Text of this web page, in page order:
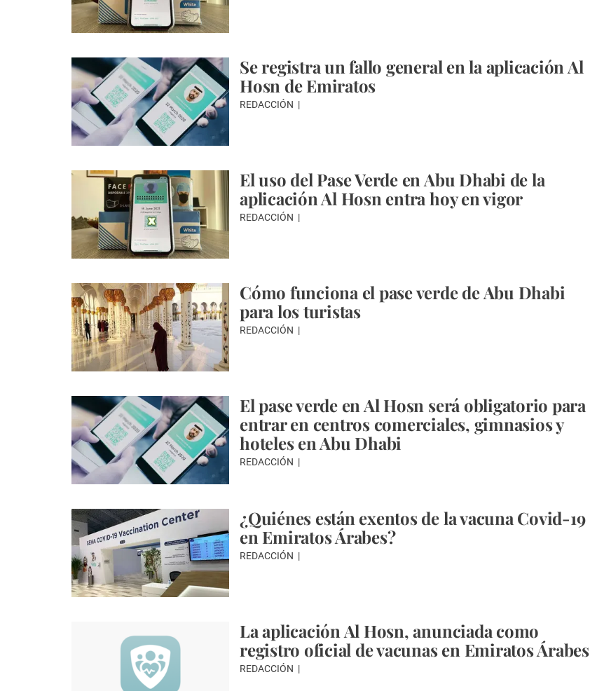
Se registra un fallo general en la aplicación Al
Hosn de Emiratos
REDACCIÓN
El uso del Pase Verde en Abu Dhabi de la
aplicación Al Hosn entra hoy en vigor
REDACCIÓN
Cómo funciona el pase verde de Abu Dhabi
para los turistas
REDACCIÓN
El pase verde en Al Hosn será obligatorio para
entrar en centros comerciales, gimnasios y
hoteles en Abu Dhabi
REDACCIÓN
¿Quiénes están exentos de la vacuna Covid-19
en Emiratos Árabes?
REDACCIÓN
La aplicación Al Hosn, anunciada como
registro oficial de vacunas en Emiratos Árabes
REDACCIÓN